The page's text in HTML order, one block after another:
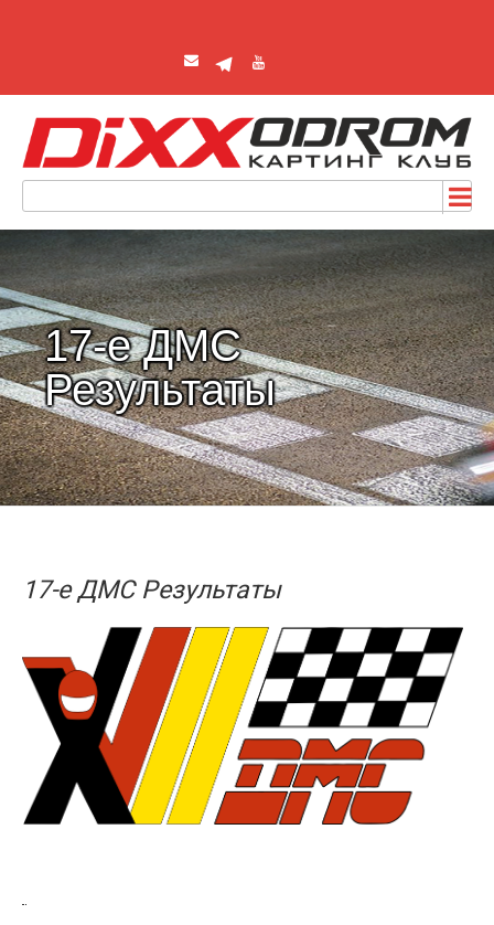
17-е ДМС
Результаты
17-е ДМС Результаты